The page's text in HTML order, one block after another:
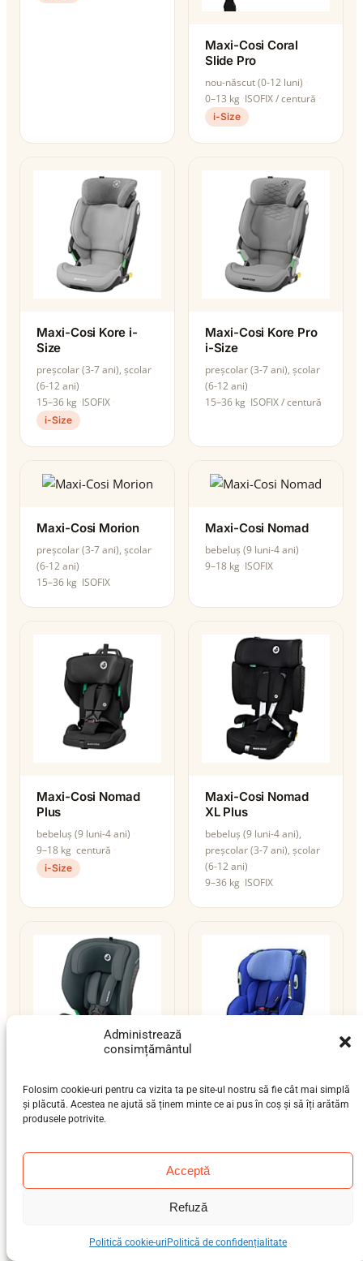
Administrează
consimțământul
Folosim cookie-uri pentru ca vizita ta pe site-ul nostru să fie cât mai simplă
și plăcută. Acestea ne ajută să ținem minte ce ai pus în coș și să îți arătăm
produsele potrivite.
Acceptă
Refuză
Politică cookie-uri Politică de confidențialitate
Maxi-Cosi Coral
Slide Pro
nou-născut (0-12 luni)
0–13 kg ISOFIX / centură
i-Size
Maxi-Cosi Kore i-
Size
preșcolar (3-7 ani), școlar
(6-12 ani)
15–36 kg ISOFIX
i-Size
Maxi-Cosi Kore Pro
i-Size
preșcolar (3-7 ani), școlar
(6-12 ani)
15–36 kg ISOFIX / centură
Maxi-Cosi Morion
preșcolar (3-7 ani), școlar
(6-12 ani)
15–36 kg ISOFIX
Maxi-Cosi Nomad
bebeluș (9 luni-4 ani)
9–18 kg ISOFIX
Maxi-Cosi Nomad
Plus
bebeluș (9 luni-4 ani)
9–18 kg centură
i-Size
Maxi-Cosi Nomad
XL Plus
bebeluș (9 luni-4 ani),
preșcolar (3-7 ani), școlar
(6-12 ani)
9–36 kg ISOFIX
Maxi-Cosi Onyx
bebeluș (9 luni-4 ani),
(6-12 ani)
Maxi-Cosi Opal
0–18 kgcentură